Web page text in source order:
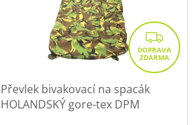
Z
D
A
Převlek bivakovací na spacák
HOLANDSKÝ gore-tex DPM